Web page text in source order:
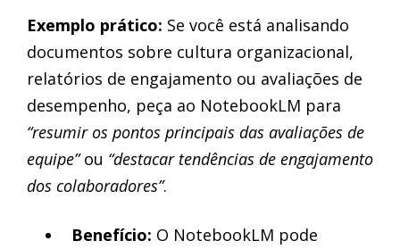
Exemplo prático: Se você está analisando
documentos sobre cultura organizacional,
relatórios de engajamento ou avaliações de
desempenho, peça ao NotebookLM para
“resumir os pontos principais das avaliações de
equipe”ou “destacar tendências de engajamento
dos colaboradores”.
Benefício: O NotebookLM pode